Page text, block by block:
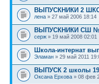
ВЫПУСКНИКИ 2
лена » 27 май 2006 18:14
ВЫПУСКНИКИ СШ
серж » 19 май 2008 02:01
Школа-интернат
Эламан » 29 май 2011
ВЫПУСК 2 школы
Оксана Ерхова » 08 фев